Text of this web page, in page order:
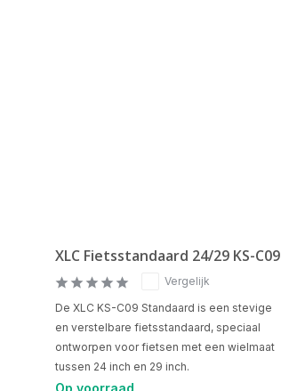
XLC Fietsstandaard 24/29 KS-C09
Vergelijk
De XLC KS-C09 Standaard is een stevige
en verstelbare fietsstandaard, speciaal
ontworpen voor fietsen met een wielmaat
tussen 24 inch en 29 inch.
Op voorraad